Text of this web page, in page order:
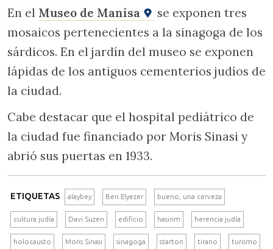
En el Museo de Manisa
se exponen tres
mosaicos pertenecientes a la sinagoga de los
sárdicos. En el jardín del museo se exponen
lápidas de los antiguos cementerios judíos de
la ciudad.
Cabe destacar que el hospital pediátrico de
la ciudad fue financiado por Moris Sinasi y
abrió sus puertas en 1933.
ETIQUETAS alaybey Ben Elyezer bueno, una cerveza
cultura judía Davi Suzen edificio hasirim herencia judía
holocausto Moris Sinasi sinagoga starton tirano turismo